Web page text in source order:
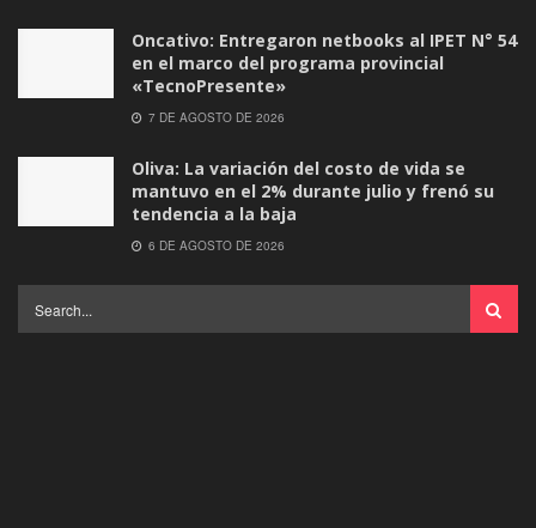
Oncativo: Entregaron netbooks al IPET N° 54
en el marco del programa provincial
«TecnoPresente»
7 DE AGOSTO DE 2026
Oliva: La variación del costo de vida se
mantuvo en el 2% durante julio y frenó su
tendencia a la baja
6 DE AGOSTO DE 2026